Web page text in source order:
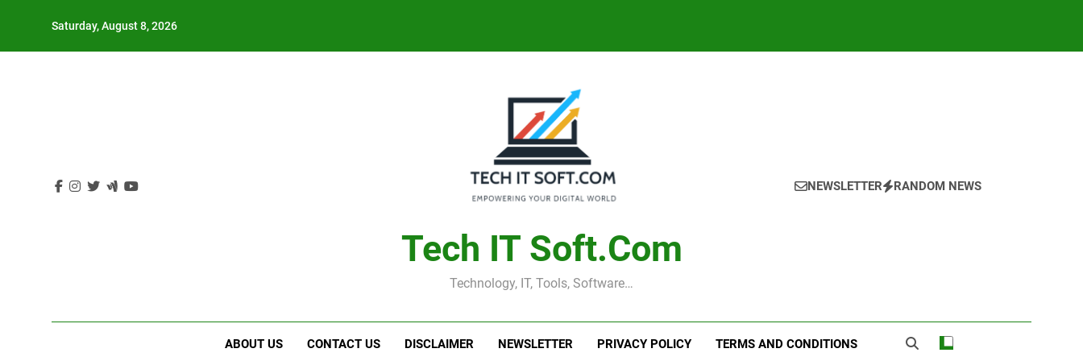
Saturday, August 8, 2026
Tech IT Soft.com
Technology, IT, Tools, Software…
NEWSLETTER RANDOM NEWS
ABOUT US CONTACT US DISCLAIMER NEWSLETTER PRIVACY POLICY TERMS AND CONDITIONS